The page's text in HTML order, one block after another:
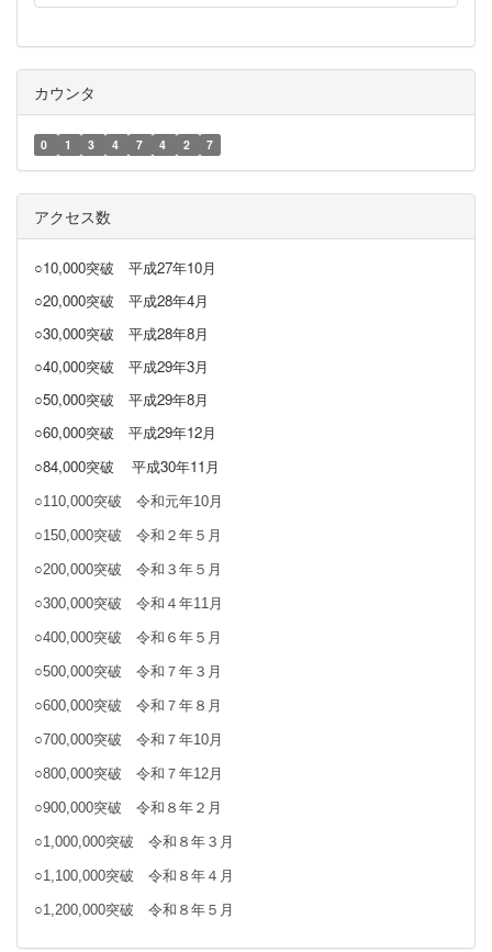
カウンタ
0 1 3 4 7 4 2 7
アクセス数
○10,000突破 平成27年10月
○20,000突破 平成28年4月
○30,000突破 平成28年8月
○40,000突破 平成29年3月
○50,000突破 平成29年8月
○60,000突破 平成29年12月
○84,000突破
平成30年11月
○110,000突破 令和元年10月
○150,000突破 令和２年５月
○200,000突破 令和３年５月
○300,000突破 令和４年11月
○400,000突破 令和６年５月
○500,000突破 令和７年３月
○600,000突破 令和７年８月
○700,000突破 令和７年10月
○800,000突破 令和７年12月
○900,000突破 令和８年２月
○1,000,000突破 令和８年３月
○1,100,000突破 令和８年４月
○1,200,000突破 令和８年５月